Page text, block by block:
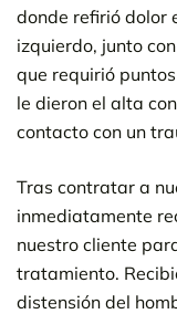
donde refirió dolor
izquierdo, junto
que requirió
le dieron el alta
contacto con un
Tras contratar a
inmediatamente
nuestro cliente
tratamiento.
distensión del